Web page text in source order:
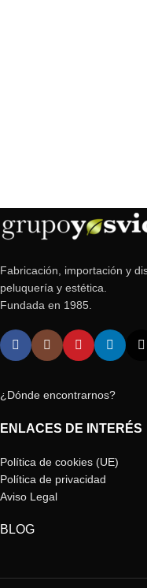
Fabricación, importación y
peluquería y estética.
Fundada en 1985.
¿Dónde encontrarnos?
ENLACES DE INTERÉS
Política de cookies (UE)
Política de privacidad
Aviso Legal
BLOG